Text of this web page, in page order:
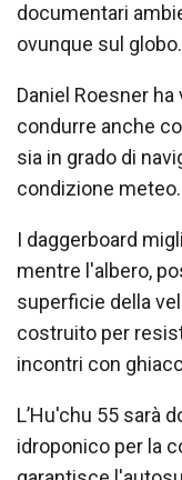
documentari
ovunque sul globo.
Daniel Roesner
condurre anche
sia in grado di
condizione meteo.
I daggerboard
mentre l'albero,
superficie della
costruito per
incontri con
L’Hu'chu 55 sarà
idroponico per la